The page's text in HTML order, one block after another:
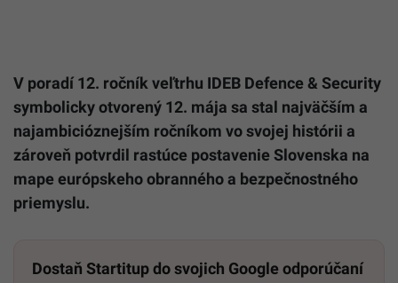
V poradí 12. ročník veľtrhu IDEB Defence & Security
symbolicky otvorený 12. mája sa stal najväčším a
najambicióznejším ročníkom vo svojej histórii a
zároveň potvrdil rastúce postavenie Slovenska na
mape európskeho obranného a bezpečnostného
priemyslu.
Dostaň Startitup do svojich Google odporúčaní